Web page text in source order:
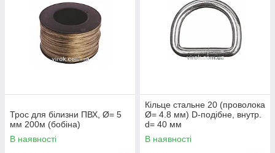
Трос для білизни ПВХ, Ø= 5
мм 200м (бобіна)
В наявності
Кільце стальне 20 (проволока
Ø= 4.8 мм) D-подібне, внутр.
d= 40 мм
В наявності